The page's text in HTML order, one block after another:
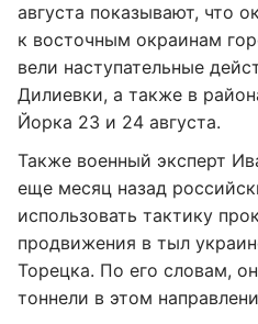
августа показывают, что
к восточным окраинам
вели наступательные
Дилиевки, а также в
Йорка 23 и 24 августа.
Также военный эксперт
еще месяц назад
использовать тактику
продвижения в тыл
Торецка. По его словам,
тоннели в этом